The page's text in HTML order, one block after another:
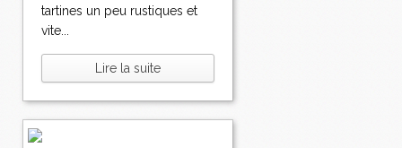
tartines un peu rustiques et
vite...
Lire la suite